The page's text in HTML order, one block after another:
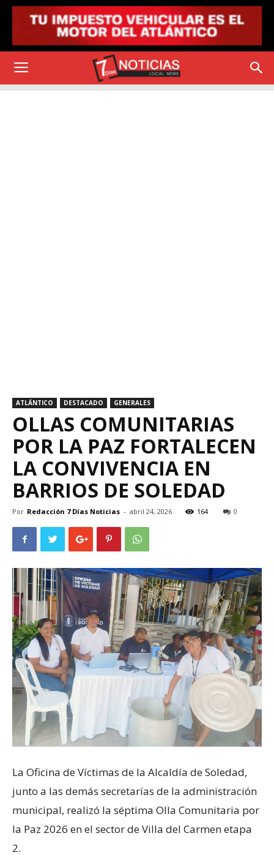
ATLÁNTICO DESTACADO GENERALES
OLLAS COMUNITARIAS
POR LA PAZ FORTALECEN
LA CONVIVENCIA EN
BARRIOS DE SOLEDAD
Por Redacción 7 Días Noticias - abril 24, 2026 164 0
La Oficina de Víctimas de la Alcaldía de Soledad,
junto a las demás secretarías de la administración
municipal, realizó la séptima Olla Comunitaria por
la Paz 2026 en el sector de Villa del Carmen etapa
2.